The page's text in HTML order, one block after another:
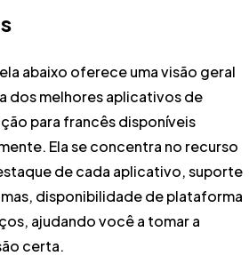
abaixo oferece uma visão geral
dos melhores aplicativos de
para francês disponíveis
Ela se concentra no recurso
de cada aplicativo, suporte
disponibilidade de plataforma
ajudando você a tomar a
certa.